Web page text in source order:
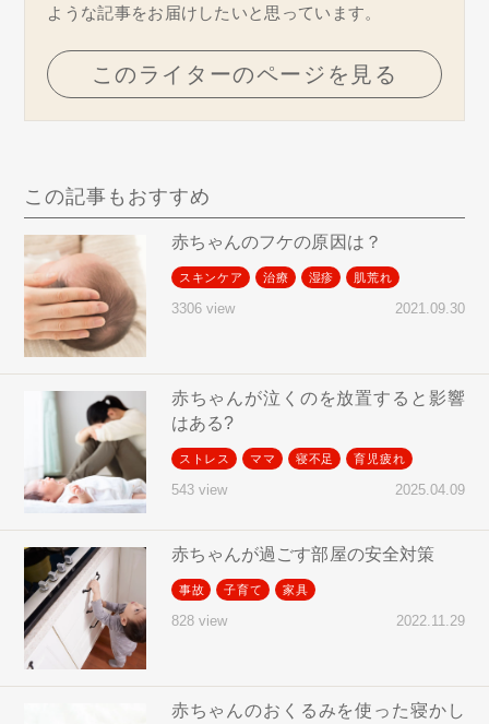
ような記事をお届けしたいと思っています。
このライターのページを見る
この記事もおすすめ
赤ちゃんのフケの原因は？
スキンケア 治療 湿疹 肌荒れ
3306 view 2021.09.30
赤ちゃんが泣くのを放置すると影響
はある?
ストレス ママ 寝不足 育児疲れ
543 view 2025.04.09
赤ちゃんが過ごす部屋の安全対策
事故 子育て 家具
828 view 2022.11.29
赤ちゃんのおくるみを使った寝かし